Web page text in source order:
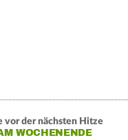
vor der nächsten Hitze
WOCHENENDE